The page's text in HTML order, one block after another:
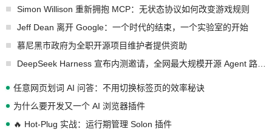
Simon Willison 重新拥抱 MCP：无状态协议如何改变游戏规则
Jeff Dean 离开 Google：一个时代的结束，一个实验室的开始
慕尼黑市政府为全职开源项目维护者提供资助
任意网页划词 AI 问答：不用切换标签页的效率秘诀
为什么要开发又一个 AI 浏览器插件
🔥 Hot-Plug 实战：运行期管理 Solon 插件